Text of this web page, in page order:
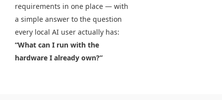
requirements in one place — with
a simple answer to the question
every local AI user actually has:
“What can I run with the
hardware I already own?”